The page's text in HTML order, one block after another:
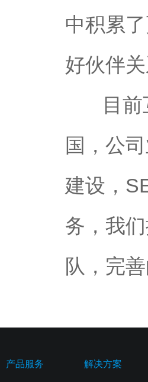
中积累
好伙伴关
目
国，公
建设，
务，我
队，完
产品服务 解决方案